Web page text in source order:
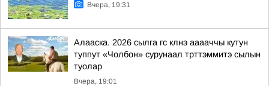
Вчера, 19:31
Алааска. 2026 сылга гс клнэ ааааччы кутун
туппут «Чолбон» сурунаал трттэммитэ сылын
туолар
Вчера, 19:01